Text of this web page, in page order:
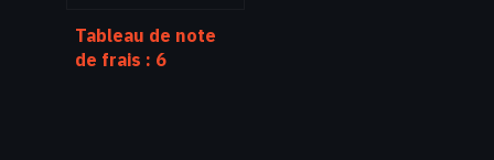
Tableau de note
de frais : 6